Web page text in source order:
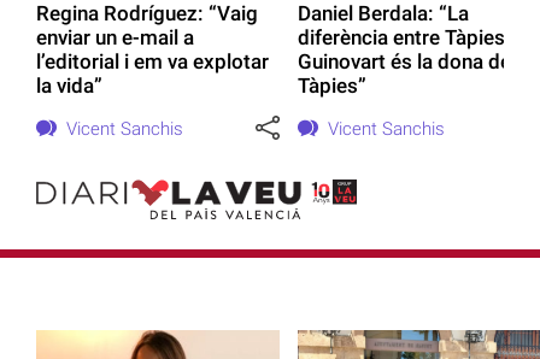
Regina Rodríguez: “Vaig
enviar un e-mail a
l’editorial i em va explotar
la vida”
Vicent Sanchis
Daniel Berdala: “La
diferència entre Tàpies i
Guinovart és la dona de
Tàpies”
Vicent Sanchis